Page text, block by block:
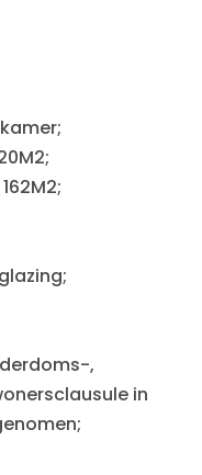
,
in